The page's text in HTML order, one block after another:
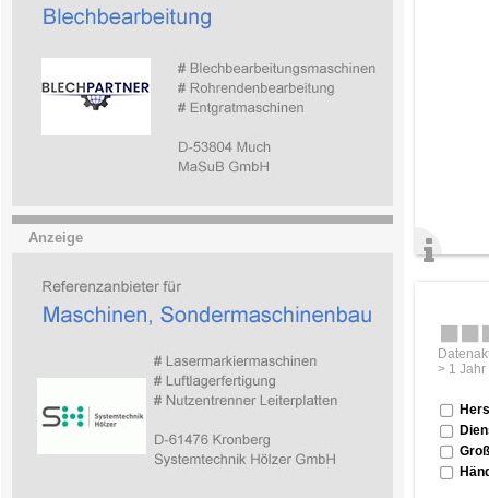
Anzeige
> 1 Jahr